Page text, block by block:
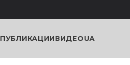
ПУБЛИКАЦИИВИДЕОUA